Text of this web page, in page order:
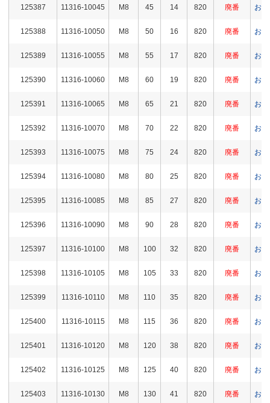
125387 11316-10045 M8 45 14 820 廃番 お
125388 11316-10050 M8 50 16 820 廃番 お
125389 11316-10055 M8 55 17 820 廃番 お
125390 11316-10060 M8 60 19 820 廃番 お
125391 11316-10065 M8 65 21 820 廃番 お
125392 11316-10070 M8 70 22 820 廃番 お
125393 11316-10075 M8 75 24 820 廃番 お
125394 11316-10080 M8 80 25 820 廃番 お
125395 11316-10085 M8 85 27 820 廃番 お
125396 11316-10090 M8 90 28 820 廃番 お
125397 11316-10100 M8 100 32 820 廃番 お
125398 11316-10105 M8 105 33 820 廃番 お
125399 11316-10110 M8 110 35 820 廃番 お
125400 11316-10115 M8 115 36 820 廃番 お
125401 11316-10120 M8 120 38 820 廃番 お
125402 11316-10125 M8 125 40 820 廃番 お
125403 11316-10130 M8 130 41 820 廃番 お